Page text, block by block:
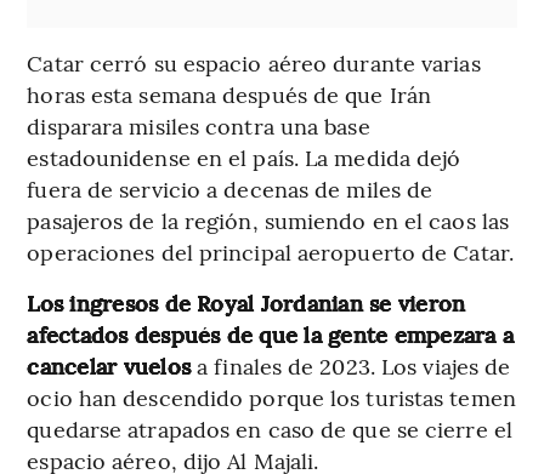
Catar cerró su espacio aéreo durante varias
horas esta semana después de que Irán
disparara misiles contra una base
estadounidense en el país. La medida dejó
fuera de servicio a decenas de miles de
pasajeros de la región, sumiendo en el caos las
operaciones del principal aeropuerto de Catar.
Los ingresos de Royal Jordanian se vieron
afectados después de que la gente empezara a
cancelar vuelosa finales de 2023. Los viajes de
ocio han descendido porque los turistas temen
quedarse atrapados en caso de que se cierre el
espacio aéreo, dijo Al Majali.